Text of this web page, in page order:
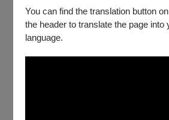
You can find the translation button
the header to translate the page into
language.